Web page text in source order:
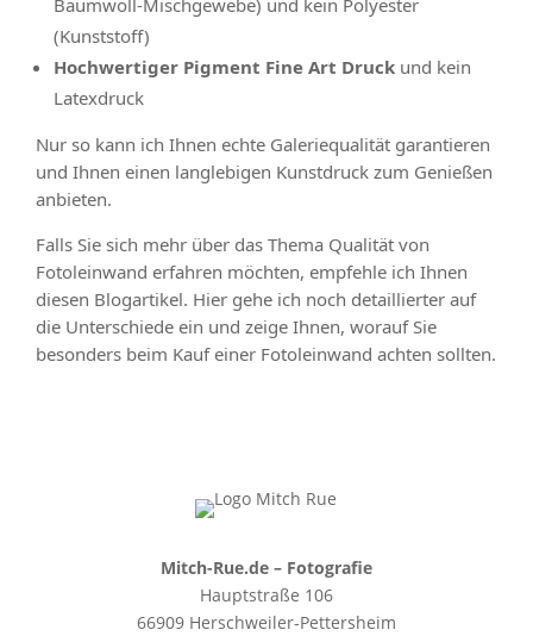
Baumwoll-Mischgewebe) und kein Polyester
(Kunststoff)
Hochwertiger Pigment Fine Art Druck und kein
Latexdruck
Nur so kann ich Ihnen echte Galeriequalität garantieren
und Ihnen einen langlebigen Kunstdruck zum Genießen
anbieten.
Falls Sie sich mehr über das Thema Qualität von
Fotoleinwand erfahren möchten, empfehle ich Ihnen
diesen Blogartikel. Hier gehe ich noch detaillierter auf
die Unterschiede ein und zeige Ihnen, worauf Sie
besonders beim Kauf einer Fotoleinwand achten sollten.
Mitch-Rue.de – Fotografie
Hauptstraße 106
66909 Herschweiler-Pettersheim